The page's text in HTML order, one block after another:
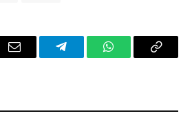
Email TelegramWhatsAppCopy